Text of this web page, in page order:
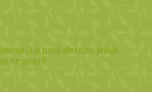
3 a proč dbát na jejich
ve stravě